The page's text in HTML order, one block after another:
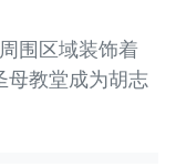
围区域装饰着
母教堂成为胡志